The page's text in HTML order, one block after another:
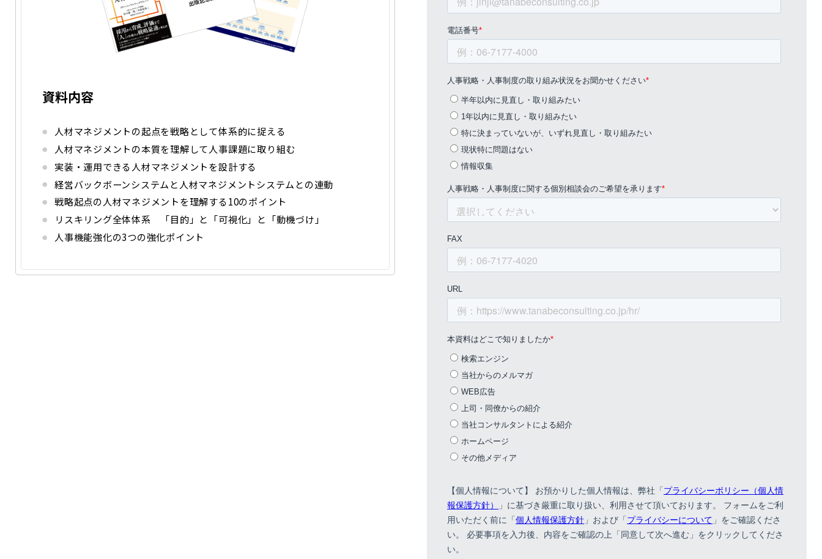
資料内容
人材マネジメントの起点を戦略として体系的に捉える
人材マネジメントの本質を理解して人事課題に取り組む
実装・運用できる人材マネジメントを設計する
経営バックボーンシステムと人材マネジメントシステムとの連動
戦略起点の人材マネジメントを理解する10のポイント
リスキリング全体体系 「目的」と「可視化」と「動機づけ」
人事機能強化の3つの強化ポイント